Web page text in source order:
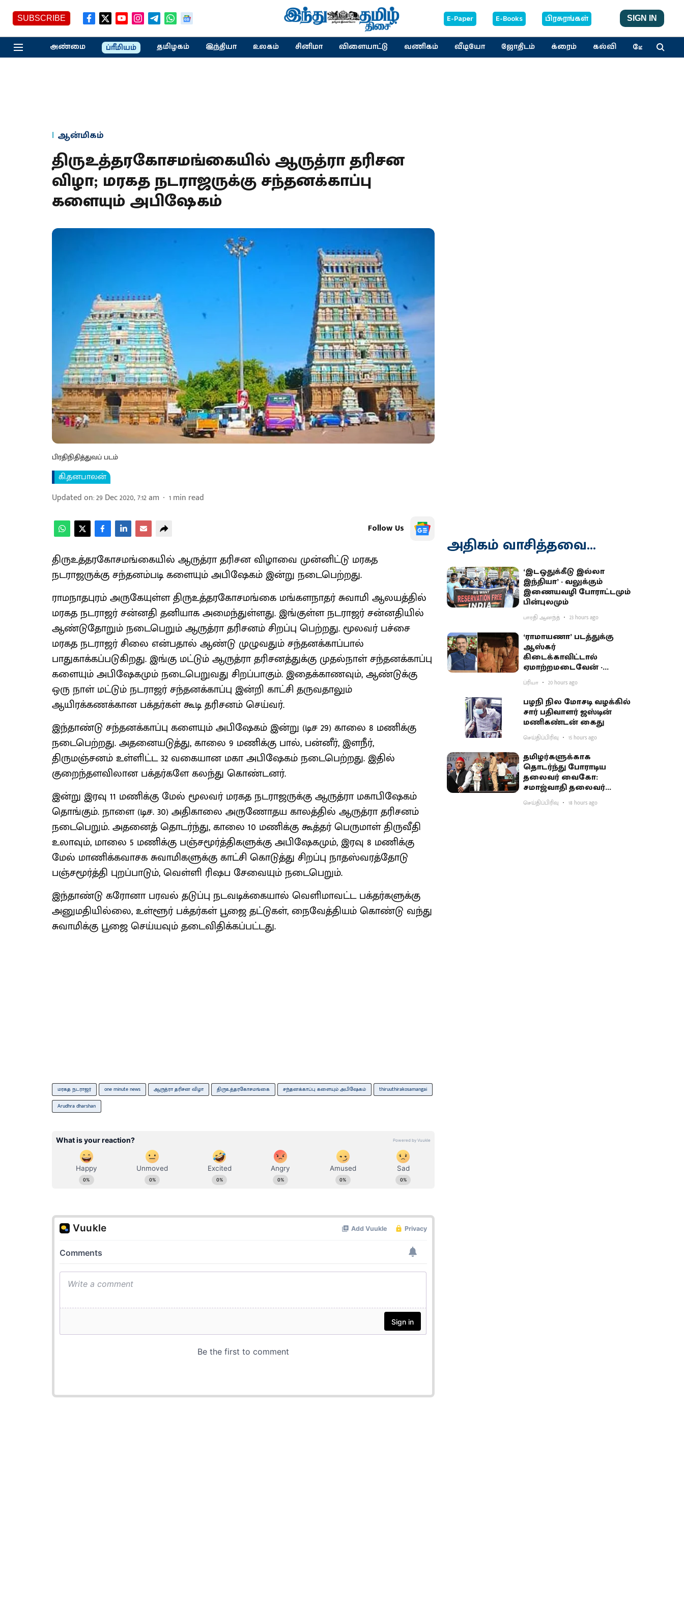
SUBSCRIBE E-Paper E-Books பிரசுரங்கள் SIGN IN
அண்மை ப்ரீமியம் தமிழகம் இந்தியா உலகம் சினிமா விளையாட்டு வணிகம் வீடியோ ஜோதிடம் க்ரைம் கல்வி மேலும்
ஆன்மிகம்
திருஉத்தரகோசமங்கையில் ஆருத்ரா தரிசன
விழா; மரகத நடராஜருக்கு சந்தனக்காப்பு
களையும் அபிஷேகம்
பிரதிநிதித்துவப் படம்
கி.தனபாலன்
Updated on:29 Dec 2020, 7:12 am 1min read
Follow Us
திருஉத்தரகோசமங்கையில் ஆருத்ரா தரிசன விழாவை முன்னிட்டு மரகத
நடராஜருக்கு சந்தனம்படி களையும் அபிஷேகம் இன்று நடைபெற்றது.
ராமநாதபுரம் அருகேயுள்ள திருஉத்தரகோசமங்கை மங்களநாதர் சுவாமி ஆலயத்தில்
மரகத நடராஜர் சன்னதி தனியாக அமைந்துள்ளது. இங்குள்ள நடராஜர் சன்னதியில்
ஆண்டுதோறும் நடைபெறும் ஆருத்ரா தரிசனம் சிறப்பு பெற்றது. மூலவர் பச்சை
மரகத நடராஜர் சிலை என்பதால் ஆண்டு முழுவதும் சந்தனக்காப்பால்
பாதுகாக்கப்படுகிறது. இங்கு மட்டும் ஆருத்ரா தரிசனத்துக்கு முதல்நாள் சந்தனக்காப்பு
களையும் அபிஷேகமும் நடைபெறுவது சிறப்பாகும். இதைக்காணவும், ஆண்டுக்கு
ஒரு நாள் மட்டும் நடராஜர் சந்தனக்காப்பு இன்றி காட்சி தருவதாலும்
ஆயிரக்கணக்கான பக்தர்கள் கூடி தரிசனம் செய்வர்.
இந்தாண்டு சந்தனக்காப்பு களையும் அபிஷேகம் இன்று (டிச 29) காலை 8 மணிக்கு
நடைபெற்றது. அதனையடுத்து, காலை 9 மணிக்கு பால், பன்னீர், இளநீர்,
திருமஞ்சனம் உள்ளிட்ட 32 வகையான மகா அபிஷேகம் நடைபெற்றது. இதில்
குறைந்தளவிலான பக்தர்களே கலந்து கொண்டனர்.
இன்று இரவு 11 மணிக்கு மேல் மூலவர் மரகத நடராஜருக்கு ஆருத்ரா மகாபிஷேகம்
தொங்கும். நாளை (டிச. 30) அதிகாலை அருணோதய காலத்தில் ஆருத்ரா தரிசனம்
நடைபெறும். அதனைத் தொடர்ந்து, காலை 10 மணிக்கு கூத்தர் பெருமாள் திருவீதி
உலாவும், மாலை 5 மணிக்கு பஞ்சமூர்த்திகளுக்கு அபிஷேகமும், இரவு 8 மணிக்கு
மேல் மாணிக்கவாசக சுவாமிகளுக்கு காட்சி கொடுத்து சிறப்பு நாதஸ்வரத்தோடு
பஞ்சமூர்த்தி புறப்பாடும், வெள்ளி ரிஷப சேவையும் நடைபெறும்.
இந்தாண்டு கரோனா பரவல் தடுப்பு நடவடிக்கையால் வெளிமாவட்ட பக்தர்களுக்கு
அனுமதியில்லை, உள்ளூர் பக்தர்கள் பூஜை தட்டுகள், நைவேத்தியம் கொண்டு வந்து
சுவாமிக்கு பூஜை செய்யவும் தடைவிதிக்கப்பட்டது.
மரகத நடராஜர் one minute news ஆருத்ரா தரிசன விழா திருஉத்தரகோசமங்கை சந்தனக்காப்பு களையும் அபிஷேகம் thiruuthirakosamangai
Arudhra dharshan
அதிகம் வாசித்தவை...
‘இடஒதுக்கீடு இல்லா
இந்தியா’ - வலுக்கும்
இணையவழி போராட்டமும்
பின்புலமும்
பாரதி ஆனந்த் 23 hours ago
‘ராமாயணா’ படத்துக்கு
ஆஸ்கர்
கிடைக்காவிட்டால்
ஏமாற்றமடைவேன் -
மகாராஷ்டிர முதல்வர்
பகிர்வு
ப்ரியா 20 hours ago
பழநி நில மோசடி வழக்கில்
சார் பதிவாளர் ஜஸ்டின்
மணிகண்டன் கைது
செய்திப்பிரிவு 15 hours ago
தமிழர்களுக்காக
தொடர்ந்து போராடிய
தலைவர் வைகோ:
சமாஜ்வாதி தலைவர்
அகிலேஷ் புகழாரம்
செய்திப்பிரிவு 18 hours ago